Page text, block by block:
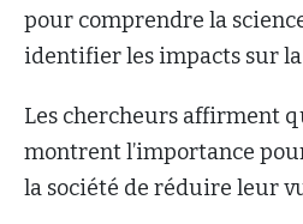
pour comprendre la
identifier les impacts sur la
Les chercheurs affirment
montrent l’importance
la société de réduire leur